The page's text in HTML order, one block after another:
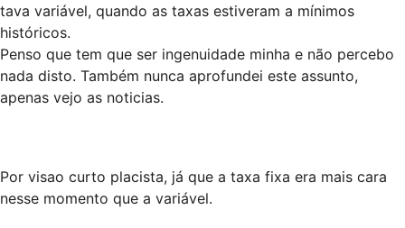
tava variável, quando as taxas estiveram a mínimos
históricos.
Penso que tem que ser ingenuidade minha e não percebo
nada disto. Também nunca aprofundei este assunto,
apenas vejo as noticias.
Por visao curto placista, já que a taxa fixa era mais cara
nesse momento que a variável.